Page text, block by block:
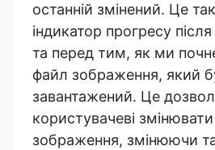
файл зображення, який
завантажений. Це
користувачеві змінювати
зображення, змінюючи
як ширина та висота.
max-height і max-width
користувачеві